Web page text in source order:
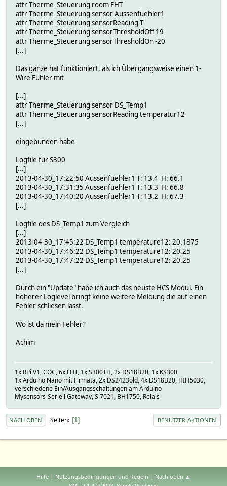
attr Therme_Steuerung room FHT
attr Therme_Steuerung sensor Aussenfuehler1
attr Therme_Steuerung sensorReading T
attr Therme_Steuerung sensorThresholdOff 19
attr Therme_Steuerung sensorThresholdOn -20
[...]
Das ganze hat funktioniert, als ich Übergangsweise einen 1-
Wire Fühler mit
[...]
attr Therme_Steuerung sensor DS_Temp1
attr Therme_Steuerung sensorReading temperatur12
[...]
eingebunden habe
Logfile für S300
[...]
2013-04-30_17:22:50 Aussenfuehler1 T: 13.4 H: 66.1
2013-04-30_17:31:35 Aussenfuehler1 T: 13.3 H: 66.8
2013-04-30_17:40:20 Aussenfuehler1 T: 13.2 H: 67.3
[...]
Logfile des DS_Temp1 zum Vergleich
[...]
2013-04-30_17:45:22 DS_Temp1 temperature12: 20.1875
2013-04-30_17:46:22 DS_Temp1 temperature12: 20.25
2013-04-30_17:47:22 DS_Temp1 temperature12: 20.25
[...]
Durch ein "Update" habe ich auch das neuste HCS Modul. Ein
höherer Loglevel bringt keine weitere Meldung die auf einen
Fehler schliesen lässt.
Wo ist da mein Fehler?
Achim
1x RPi V1, COC, 6x FHT, 1x S300TH, 2x DS18B20, 1x KS300
1x Arduino Nano mit Firmata, 2x DS2423old, 4x DS18B20, HIH5030,
verschiedene Ein/Ausgangsschaltungen am Arduino
Mysensors-Seriell Gateway, Si7021, BH1750, Relais
NACH OBEN Seiten 1 BENUTZER-AKTIONEN
Hilfe Nutzungsbedingungen und Regeln Nach oben ▲